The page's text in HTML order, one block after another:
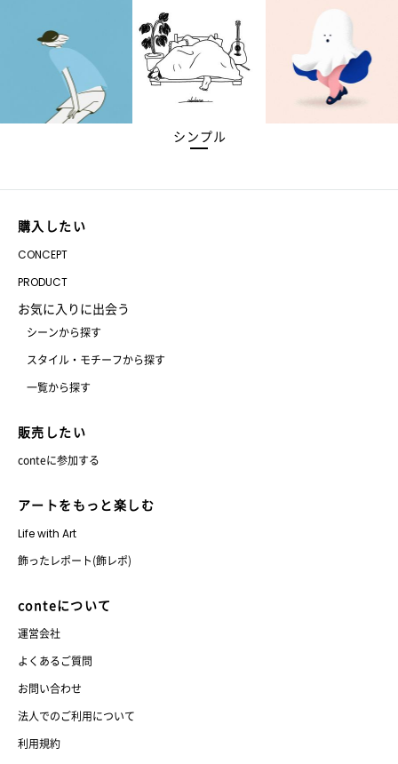
シンプル
購入したい
CONCEPT
PRODUCT
お気に入りに出会う
シーンから探す
スタイル・モチーフから探す
一覧から探す
販売したい
conteに参加する
アートをもっと楽しむ
Life with Art
飾ったレポート(飾レポ)
conteについて
運営会社
よくあるご質問
お問い合わせ
法人でのご利用について
利用規約